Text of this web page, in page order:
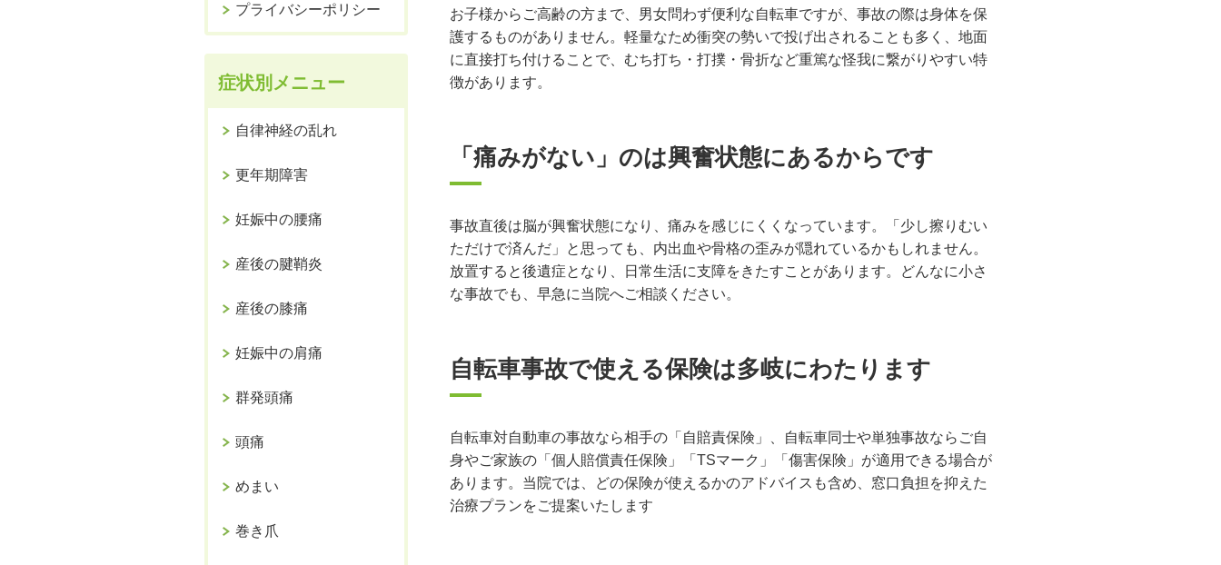
お子様からご高齢の方まで、男女問わず便利な自転車ですが、事故の際は身体を保
護するものがありません。軽量なため衝突の勢いで投げ出されることも多く、地面
に直接打ち付けることで、むち打ち・打撲・骨折など重篤な怪我に繋がりやすい特
徴があります。
「痛みがない」のは興奮状態にあるからです
事故直後は脳が興奮状態になり、痛みを感じにくくなっています。「少し擦りむい
ただけで済んだ」と思っても、内出血や骨格の歪みが隠れているかもしれません。
放置すると後遺症となり、日常生活に支障をきたすことがあります。どんなに小さ
な事故でも、早急に当院へご相談ください。
自転車事故で使える保険は多岐にわたります
自転車対自動車の事故なら相手の「自賠責保険」、自転車同士や単独事故ならご自
身やご家族の「個人賠償責任保険」「TSマーク」「傷害保険」が適用できる場合が
あります。当院では、どの保険が使えるかのアドバイスも含め、窓口負担を抑えた
治療プランをご提案いたします
プライバシーポリシー
症状別メニュー
自律神経の乱れ
更年期障害
妊娠中の腰痛
産後の腱鞘炎
産後の膝痛
妊娠中の肩痛
群発頭痛
頭痛
めまい
巻き爪